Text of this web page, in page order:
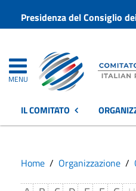
Presidenza del Consiglio
MENU
IL COMITATO
Home Organizzazione